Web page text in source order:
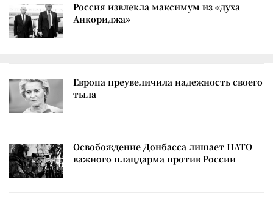
Россия извлекла максимум из «духа
Анкориджа»
Европа преувеличила надежность своего
тыла
Освобождение Донбасса лишает НАТО
важного плацдарма против России